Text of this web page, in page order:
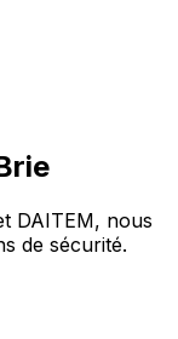
DAITEM, nous
de sécurité.